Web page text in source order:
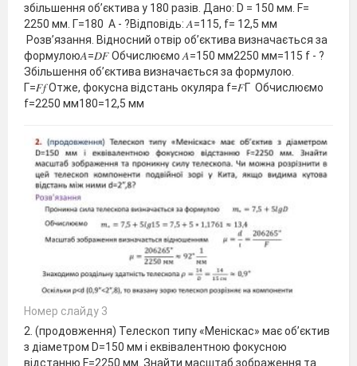
збільшення об’єктива у 180 разів. Дано: D = 150 мм. F=
2250 мм. Г=180 A - ?Відповідь: 𝐴=115, f= 12,5 мм
Розв’язання. Відносний отвір об’єктива визначається за
формулою𝐴=𝐷𝐹 Обчислюємо 𝐴=150 мм2250 мм=115 f - ?
Збільшення об’єктива визначається за формулою.
Г=𝐹𝑓 Отже, фокусна відстань окуляра f=𝐹Г Обчислюємо
f=2250 мм180=12,5 мм
Номер слайду 3
2. (продовження) Телескоп типу «Меніскас» має об’єктив
з діаметром D=150 мм і еквівалентною фокусною
відстанню F=2250 мм. Знайти масштаб зображення та